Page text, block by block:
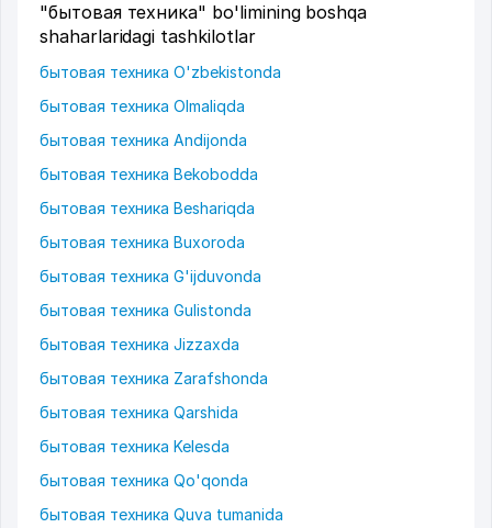
"бытовая техника" bo'limining boshqa
shaharlaridagi tashkilotlar
бытовая техника O'zbekistonda
бытовая техника Olmaliqda
бытовая техника Andijonda
бытовая техника Bekobodda
бытовая техника Beshariqda
бытовая техника Buxoroda
бытовая техника G'ijduvonda
бытовая техника Gulistonda
бытовая техника Jizzaxda
бытовая техника Zarafshonda
бытовая техника Qarshida
бытовая техника Kelesda
бытовая техника Qo'qonda
бытовая техника Quva tumanida